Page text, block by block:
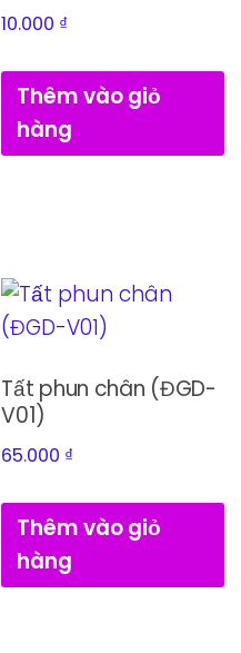
10.000 ₫
Thêm vào giỏ
hàng
Tất phun chân (ĐGD-
V01)
65.000 ₫
Thêm vào giỏ
hàng